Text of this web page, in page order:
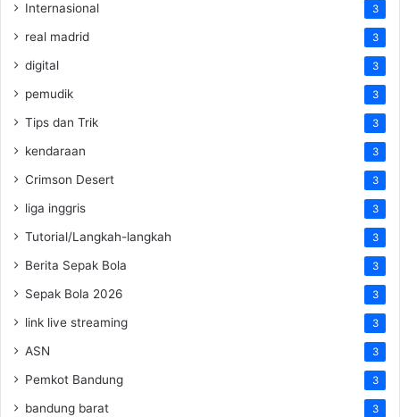
Internasional 3
real madrid 3
digital 3
pemudik 3
Tips dan Trik 3
kendaraan 3
Crimson Desert 3
liga inggris 3
Tutorial/Langkah-langkah 3
Berita Sepak Bola 3
Sepak Bola 2026 3
link live streaming 3
ASN 3
Pemkot Bandung 3
bandung barat 3